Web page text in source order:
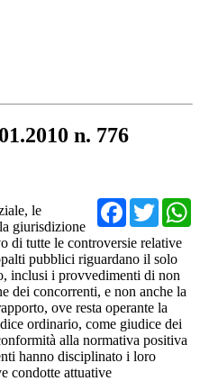
n. 776
le
giurisdizione
di tutte le controversie relative
pubblici riguardano il solo
inclusi i provvedimenti di non
dei concorrenti, e non anche la
ove resta operante la
ordinario, come giudice dei
alla normativa positiva
hanno disciplinato i loro
condotte attuative